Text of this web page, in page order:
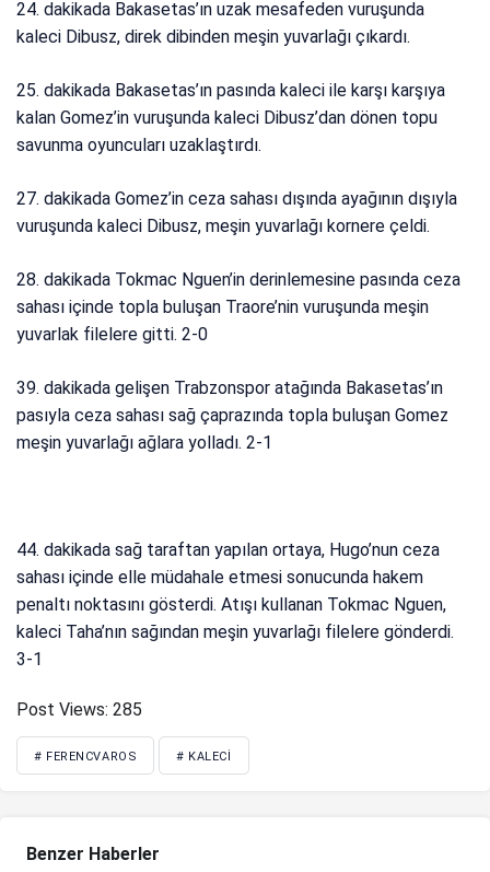
24. dakikada Bakasetas’ın uzak mesafeden vuruşunda
kaleci Dibusz, direk dibinden meşin yuvarlağı çıkardı.
25. dakikada Bakasetas’ın pasında kaleci ile karşı karşıya
kalan Gomez’in vuruşunda kaleci Dibusz’dan dönen topu
savunma oyuncuları uzaklaştırdı.
27. dakikada Gomez’in ceza sahası dışında ayağının dışıyla
vuruşunda kaleci Dibusz, meşin yuvarlağı kornere çeldi.
28. dakikada Tokmac Nguen’in derinlemesine pasında ceza
sahası içinde topla buluşan Traore’nin vuruşunda meşin
yuvarlak filelere gitti. 2-0
39. dakikada gelişen Trabzonspor atağında Bakasetas’ın
pasıyla ceza sahası sağ çaprazında topla buluşan Gomez
meşin yuvarlağı ağlara yolladı. 2-1
44. dakikada sağ taraftan yapılan ortaya, Hugo’nun ceza
sahası içinde elle müdahale etmesi sonucunda hakem
penaltı noktasını gösterdi. Atışı kullanan Tokmac Nguen,
kaleci Taha’nın sağından meşin yuvarlağı filelere gönderdi.
3-1
Post Views: 285
# FERENCVAROS # KALECI
Benzer Haberler